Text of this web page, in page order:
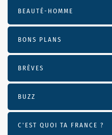
BEAUTÉ-HOMME
BONS PLANS
BRÈVES
BUZZ
C'EST QUOI TA FRANCE ?